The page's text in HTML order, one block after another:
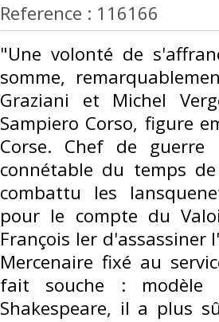
Reference : 116166
‎"Une volonté de
somme,
Graziani et Michel
Sampiero Corso, figure
Corse. Chef de
connétable du temps
combattu les
pour le compte du
François Ier d'assassiner
Mercenaire fixé au
fait souche : modèle
Shakespeare, il a plus